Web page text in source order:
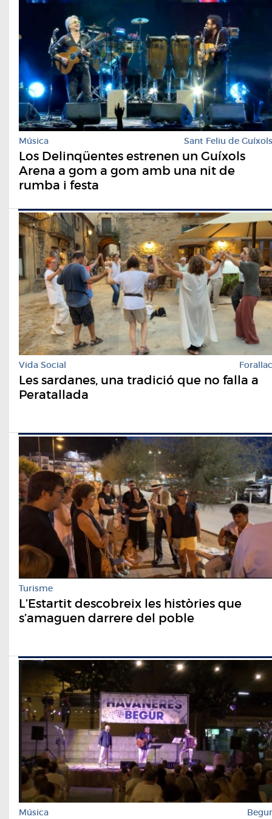
Música Sant Feliu de Guíxols
Los Delinqüentes estrenen un Guíxols
Arena a gom a gom amb una nit de
rumba i festa
Vida Social Forallac
Les sardanes, una tradició que no falla a
Peratallada
Turisme
L’Estartit descobreix les històries que
s’amaguen darrere del poble
Música Begur